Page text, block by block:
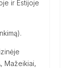
ir Estijoje
Mažeikiai,